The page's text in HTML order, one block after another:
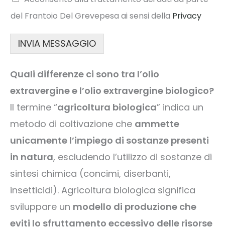
del Frantoio Del Grevepesa ai sensi della Privacy
INVIA MESSAGGIO
Quali differenze ci sono tra l’olio
extravergine e l’olio extravergine biologico?
Il termine “agricoltura biologica” indica un
metodo di coltivazione che ammette
unicamente l’impiego di sostanze presenti
in natura, escludendo l’utilizzo di sostanze di
sintesi chimica (concimi, diserbanti,
insetticidi). Agricoltura biologica significa
sviluppare un modello di produzione che
eviti lo sfruttamento eccessivo delle risorse